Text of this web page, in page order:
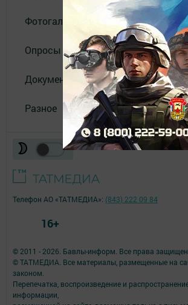
Фотогалереи
Опросы
Документы
Разное
© 2011 - 2026. Бавлы-информ. Все права
© ТАТМЕДИА. Все материалы, размещенные на
законом.
Перепечатка, воспроизведение и
информации,
Телефон АО «ТАТМЕДИА»: (843) 222 09 84
16+